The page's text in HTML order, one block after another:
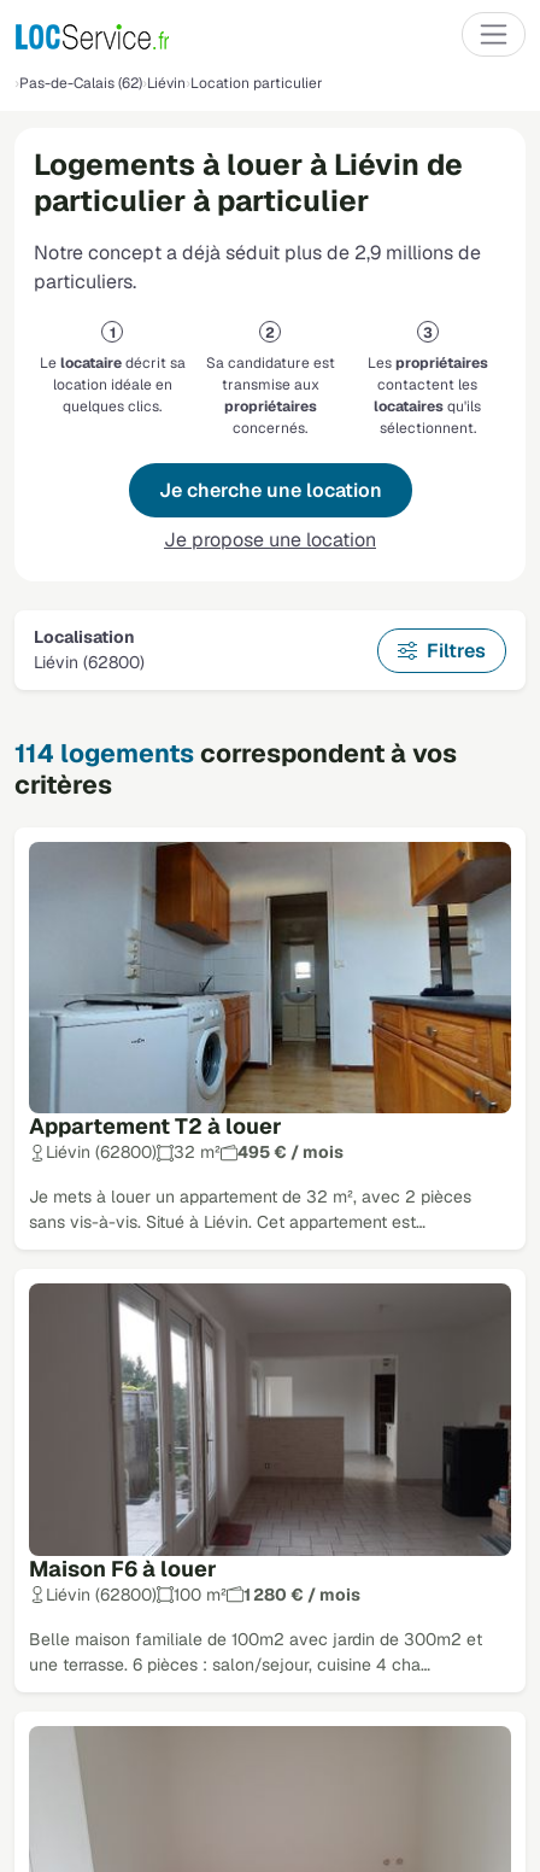
Pas-de-Calais (62) Liévin Location particulier
Logements à louer à Liévin de
particulier à particulier
Notre concept a déjà séduit plus de 2,9 millions de
particuliers.
Lelocatairedécrit sa
location idéale en
quelques clics.
Sa candidature est
transmise aux
propriétaires
concernés.
Lespropriétaires
contactent les
locatairesqu'ils
sélectionnent.
Je cherche une location
Je propose une location
Localisation
Liévin (62800)
Filtres
114 logementscorrespondent à vos
critères
Appartement T2 à louer
Liévin (62800) 32 m² 495 € / mois
Je mets à louer un appartement de 32 m², avec 2 pièces
sans vis-à-vis. Situé à Liévin. Cet appartement est…
Maison F6 à louer
Liévin (62800) 100 m² 1 280 € / mois
Belle maison familiale de 100m2 avec jardin de 300m2 et
une terrasse. 6 pièces : salon/sejour, cuisine 4 cha…